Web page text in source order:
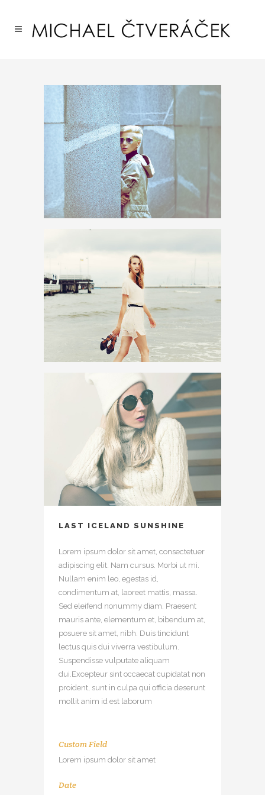
LAST ICELAND SUNSHINE
Lorem ipsum dolor sit amet, consectetuer
adipiscing elit. Nam cursus. Morbi ut mi.
Nullam enim leo, egestas id,
condimentum at, laoreet mattis, massa.
Sed eleifend nonummy diam. Praesent
mauris ante, elementum et, bibendum at,
posuere sit amet, nibh. Duis tincidunt
lectus quis dui viverra vestibulum.
Suspendisse vulputate aliquam
dui.Excepteur sint occaecat cupidatat non
proident, sunt in culpa qui officia deserunt
mollit anim id est laborum
Custom Field
Lorem ipsum dolor sit amet
Date